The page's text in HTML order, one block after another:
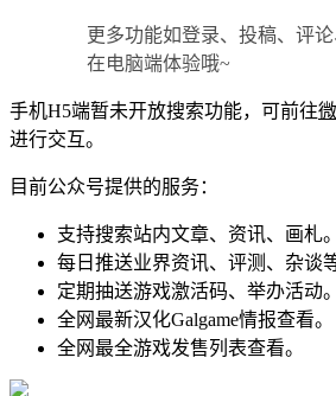
更多功能如登录、投稿、评
在电脑端体验哦~
手机H5端暂未开放搜索功能，可前往
进行交互。
目前公众号提供的服务：
支持搜索站内文章、资讯、画札。
每日推送业界资讯、评测、杂谈
定期抽送游戏激活码、举办活动。
全网最新汉化Galgame情报查看。
全网最全游戏发售列表查看。